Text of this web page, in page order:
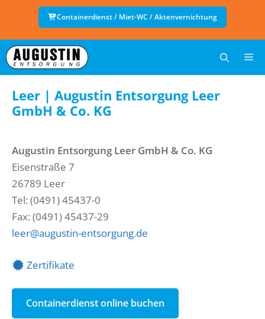
springen
Containerdienst / Miet-WC / Aktenvernichtung
Leer | Augustin Entsorgung Leer
GmbH & Co. KG
Augustin Entsorgung Leer GmbH & Co. KG
Eisenstraße 7
26789 Leer
Tel: (0491) 45437-0
Fax: (0491) 45437-29
leer@augustin-entsorgung.de
Zertifikate
Containerdienst online buchen